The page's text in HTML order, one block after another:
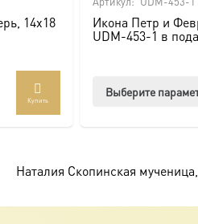
14х18
Купить
Икона Петр и
UDM-453-1 в
Выберите
Наталия Скопинская